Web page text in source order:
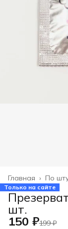
По
Главная ›
Только на сайте
шт.
150 ₽199 ₽